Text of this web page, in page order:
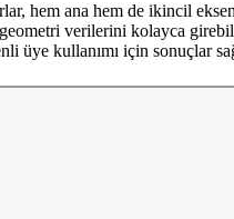
hem ana hem de ikincil
verilerini kolayca
üye kullanımı için sonuçlar